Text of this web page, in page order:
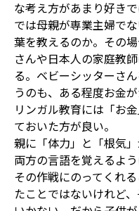
な考え方があまり好きで
では母親が専業主婦で
葉を教えるのか。その
さんや日本人の家庭教
る。ベビーシッターさ
うのも、ある程度お金
リンガル教育には「お
ておいた方が良い。
親に「体力」と「根気
両方の言語を覚えるよ
その作戦にのってくれ
たことではないけれど